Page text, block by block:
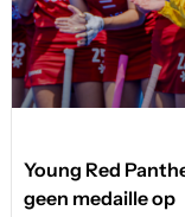
Young Red
geen medaille op